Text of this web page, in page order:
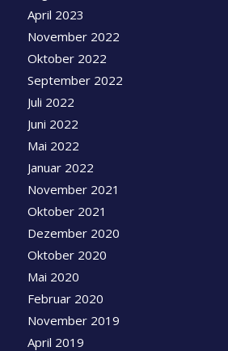
April 2023
November 2022
Oktober 2022
September 2022
Juli 2022
Juni 2022
Mai 2022
Januar 2022
November 2021
Oktober 2021
Dezember 2020
Oktober 2020
Mai 2020
Februar 2020
November 2019
April 2019